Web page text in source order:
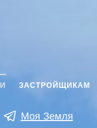
ЗАСТРОЙЩИКАМ
Моя Земля